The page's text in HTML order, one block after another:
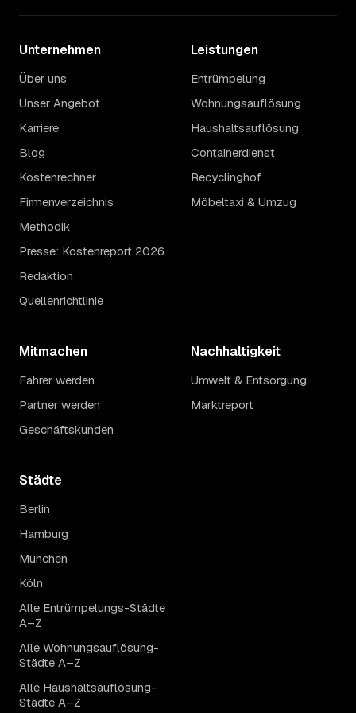
Unternehmen
Über uns
Unser Angebot
Karriere
Blog
Kostenrechner
Firmenverzeichnis
Methodik
Presse: Kostenreport 2026
Redaktion
Quellenrichtlinie
Leistungen
Entrümpelung
Wohnungsauflösung
Haushaltsauflösung
Containerdienst
Recyclinghof
Möbeltaxi & Umzug
Mitmachen
Fahrer werden
Partner werden
Geschäftskunden
Nachhaltigkeit
Umwelt & Entsorgung
Marktreport
Städte
Berlin
Hamburg
München
Köln
Alle Entrümpelungs-Städte
A–Z
Alle Wohnungsauflösung-
Städte A–Z
Alle Haushaltsauflösung-
Städte A–Z